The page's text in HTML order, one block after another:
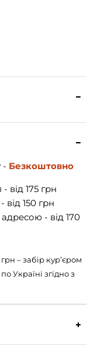
- Безкоштовно
від 175 грн
150 грн
- від 170
– забір кур’єром
Україні згідно з